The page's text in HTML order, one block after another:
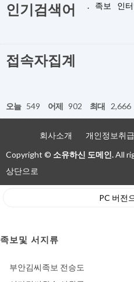
인기검색어 . 족보 인
접속자집계
오늘 549 어제 902 최대 2,666
회사소개 개인정보취
Copyright © 소유하신 도메인.All
상단으로
PC 버전
족보및 서지류
부안김씨족보 전승도